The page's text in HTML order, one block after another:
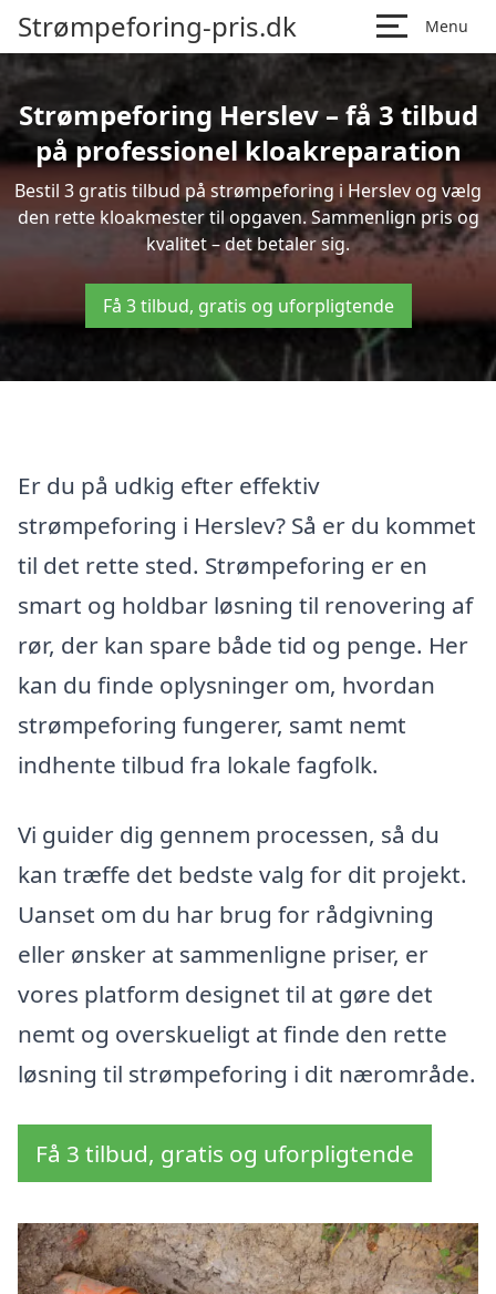
Strømpeforing-pris.dk Menu
Strømpeforing Herslev – få 3 tilbud
på professionel kloakreparation
Bestil 3 gratis tilbud på strømpeforing i Herslev og vælg
den rette kloakmester til opgaven. Sammenlign pris og
kvalitet – det betaler sig.
Få 3 tilbud, gratis og uforpligtende
Er du på udkig efter effektiv
strømpeforing i Herslev? Så er du kommet
til det rette sted. Strømpeforing er en
smart og holdbar løsning til renovering af
rør, der kan spare både tid og penge. Her
kan du finde oplysninger om, hvordan
strømpeforing fungerer, samt nemt
indhente tilbud fra lokale fagfolk.
Vi guider dig gennem processen, så du
kan træffe det bedste valg for dit projekt.
Uanset om du har brug for rådgivning
eller ønsker at sammenligne priser, er
vores platform designet til at gøre det
nemt og overskueligt at finde den rette
løsning til strømpeforing i dit nærområde.
Få 3 tilbud, gratis og uforpligtende